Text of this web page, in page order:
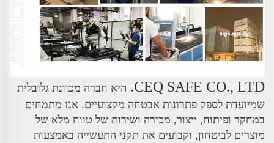
CEQ SAFE CO., LTD.
היא חברה מכוונת גלובלית
שמיועדת לספק פתרונות אבטחה מקצועיים. אנו מתמחים
במחקר ופיתוח, ייצור, מכירה ושירות של טווח מלא של
מוצרים לביטחון, וקבועים את תקני התעשייה באמצעות